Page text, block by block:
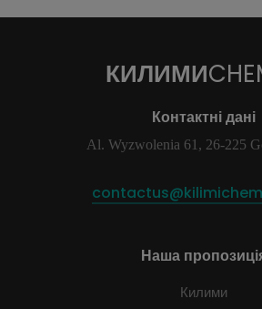
КИЛИМИ
Контактні дані
Al. Wyzwolenia 61, 26-225
Наша
Килими